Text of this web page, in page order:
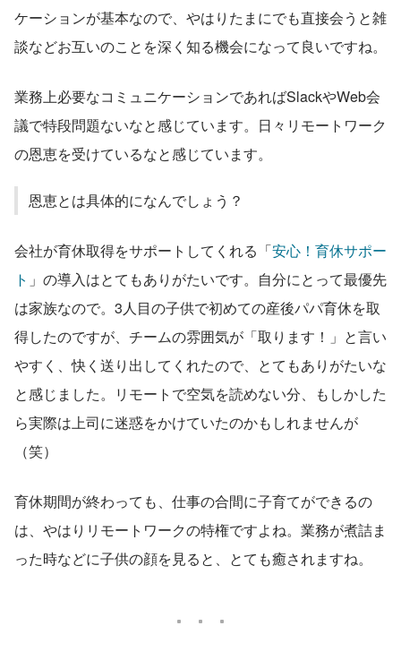
ケーションが基本なので、やはりたまにでも直接会うと雑
談などお互いのことを深く知る機会になって良いですね。
業務上必要なコミュニケーションであればSlackやWeb会
議で特段問題ないなと感じています。日々リモートワーク
の恩恵を受けているなと感じています。
恩恵とは具体的になんでしょう？
会社が育休取得をサポートしてくれる「安心！育休サポー
ト 」の導入はとてもありがたいです。自分にとって最優先
は家族なので。3人目の子供で初めての産後パパ育休を取
得したのですが、チームの雰囲気が「取ります！」と言い
やすく、快く送り出してくれたので、とてもありがたいな
と感じました。リモートで空気を読めない分、もしかした
ら実際は上司に迷惑をかけていたのかもしれませんが
（笑）
育休期間が終わっても、仕事の合間に子育てができるの
は、やはりリモートワークの特権ですよね。業務が煮詰ま
った時などに子供の顔を見ると、とても癒されますね。